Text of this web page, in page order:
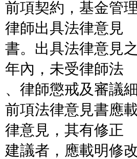
前項契約，基金管
律師出具法律意見
書。出具法律意見
年內，未受律師法
、律師懲戒及審議
前項法律意見書應
律意見，其有修正
建議者，應載明修